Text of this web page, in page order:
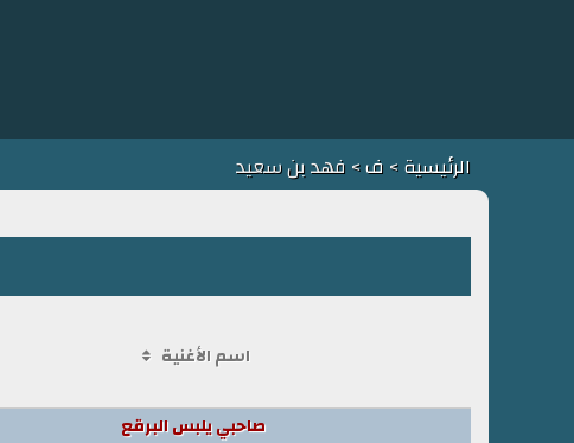
الرئيسية> ف> فهد بن سعيد
اسم الأغنية
صاحبي يلبس البرقع